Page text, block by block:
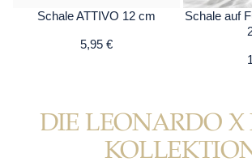
Schale ATTIVO 12 cm
5,95 €
Schale auf
DIE LEONARDO